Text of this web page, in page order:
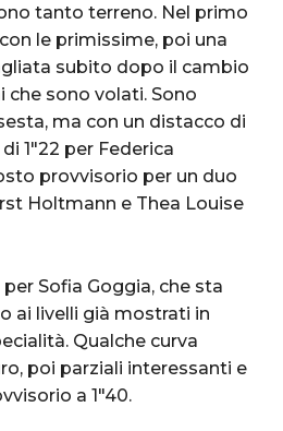
tanto terreno. Nel primo
le primissime, poi una
subito dopo il cambio
che sono volati. Sono
ma con un distacco di
1″22 per Federica
provvisorio per un duo
Holtmann e Thea Louise
Sofia Goggia, che sta
ai livelli già mostrati in
Qualche curva
poi parziali interessanti e
a 1″40.